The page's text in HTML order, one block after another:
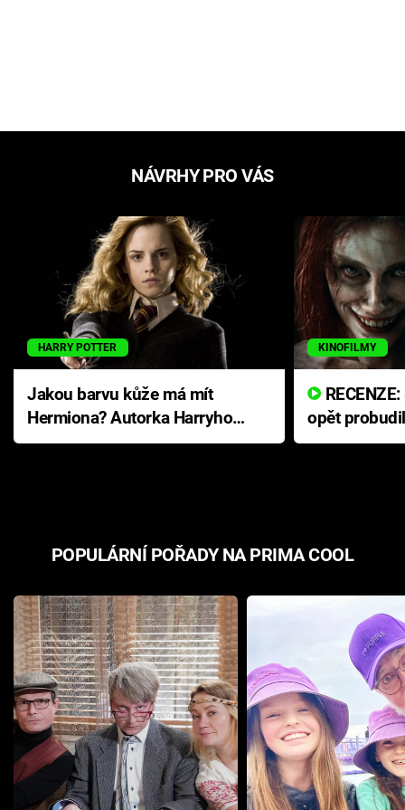
NÁVRHY PRO VÁS
HARRY POTTER
Jakou barvu kůže má mít
Hermiona? Autorka Harryho
Pottera přišla s ráznou
KINOFILMY
opět
přichází s
POPULÁRNÍ POŘADY NA PRIMA COOL